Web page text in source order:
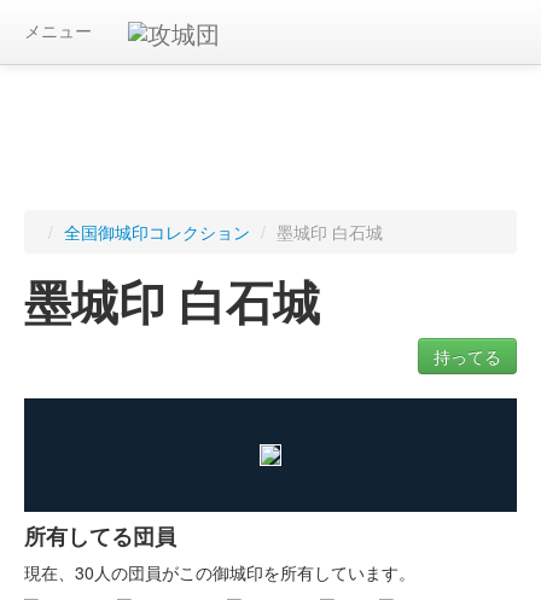
メニュー
/ 全国御城印コレクション / 墨城印 白石城
墨城印 白石城
持ってる
所有してる団員
現在、30人の団員がこの御城印を所有しています。